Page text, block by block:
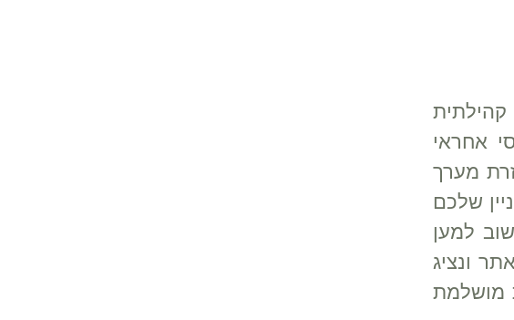
קהילתית
אחראי
מערך
שלכם
למען
ונציג
מושלמת